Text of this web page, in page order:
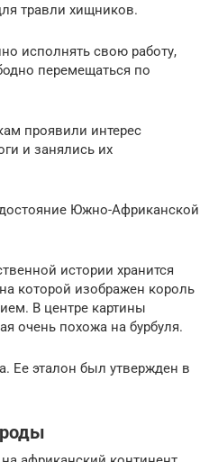
травли хищников.
исполнять свою работу,
перемещаться по
проявили интерес
и занялись их
Южно-Африканской
истории хранится
которой изображен король
В центре картины
очень похожа на бурбуля.
Ее эталон был утвержден в